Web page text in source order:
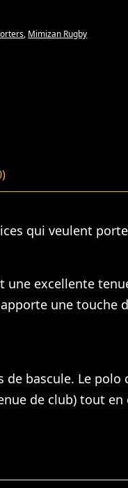
, Mimizan Rugby
qui veulent
une excellente
une touche
bascule. Le polo
de club) tout